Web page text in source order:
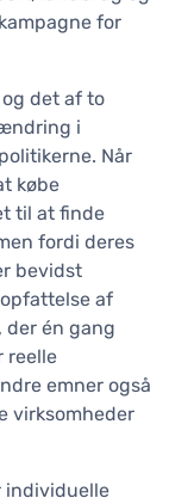
for
og det af to
i
Når
købe
til at finde
fordi deres
bevidst
af
der én gang
reelle
emner også
virksomheder
individuelle